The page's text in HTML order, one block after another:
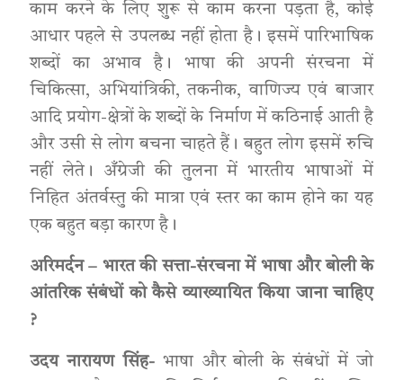
काम करने के लिए शुरू से काम करना पड़ता है, कोई
आधार पहले से उपलब्ध नहीं होता है। इसमें पारिभाषिक
शब्दों का अभाव है। भाषा की अपनी संरचना में
चिकित्सा, अभियांत्रिकी, तकनीक, वाणिज्य एवं बाजार
आदि प्रयोग-क्षेत्रों के शब्दों के निर्माण में कठिनाई आती है
और उसी से लोग बचना चाहते हैं। बहुत लोग इसमें रुचि
नहीं लेते। अँग्रेजी की तुलना में भारतीय भाषाओं में
निहित अंतर्वस्तु की मात्रा एवं स्तर का काम होने का यह
एक बहुत बड़ा कारण है।
अरिमर्दन – भारत की सत्ता-संरचना में भाषा और बोली के
आंतरिक संबंधों को कैसे व्याख्यायित किया जाना चाहिए
?
उदय नारायण सिंह-भाषा और बोली के संबंधों में जो